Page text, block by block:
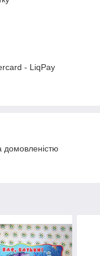
- LiqPay
домовленістю